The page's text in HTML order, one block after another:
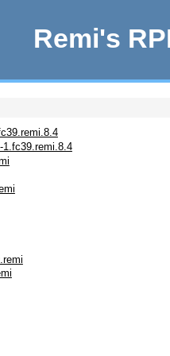
Remi's
1.fc39.remi.8.4